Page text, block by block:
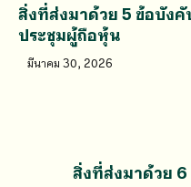
สิ่งที่ส่งมาด้วย 5 ข้อบัง
ประชุมผู้ถือหุ้น
มีนาคม 30, 2026
สิ่งที่ส่งมาด้วย 6